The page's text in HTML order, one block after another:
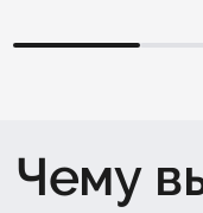
Чему